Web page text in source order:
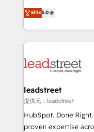
the United States,
America. From casual user to super fan: make
grow with clarity,
Operating across the
Canada, we’ve
HubSpot projects
combine HubSpot,
and technology for
growth. Our expertise
architecture, AI
delivered through
Elite5.0
leadstreet
提供元：leadstreet
HubSpot. Done
proven expertise